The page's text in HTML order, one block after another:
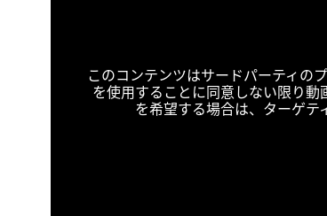
このコンテンツはサードパーティの
を使用することに同意しない限り
を希望する場合は、ターゲテ